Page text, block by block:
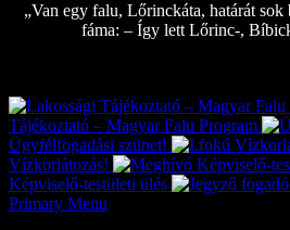
„Van egy falu, Lőrinckáta, határát sok
fáma: – Így lett Lőrinc-,
Tájékoztató – Magyar Falu Program
Ügyfélfogadási szünet!
Vízkorlátozás!
Képviselő-testületi ülés
Primary Menu